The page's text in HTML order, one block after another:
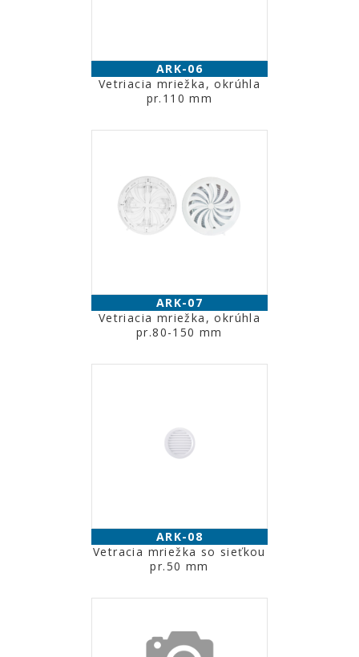
ARK-06
Vetriacia mriežka, okrúhla
pr.110 mm
ARK-07
Vetriacia mriežka, okrúhla
pr.80-150 mm
ARK-08
Vetracia mriežka so sieťkou
pr.50 mm